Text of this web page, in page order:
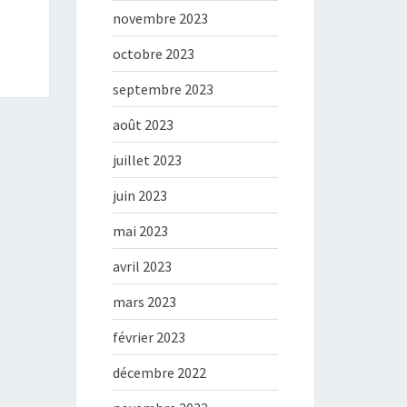
novembre 2023
octobre 2023
septembre 2023
août 2023
juillet 2023
juin 2023
mai 2023
avril 2023
mars 2023
février 2023
décembre 2022